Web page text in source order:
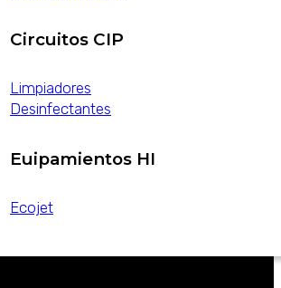
Circuitos CIP
Limpiadores
Desinfectantes
Euipamientos HI
Ecojet